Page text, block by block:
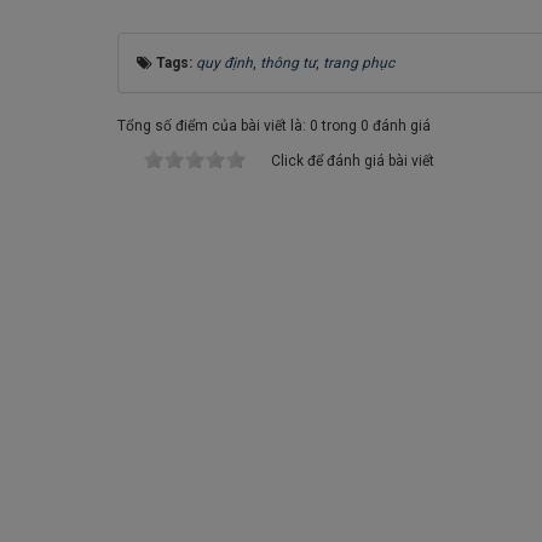
Tags: quy định, thông tư, trang phục
Tổng số điểm của bài viết là: 0 trong 0 đánh giá
Click để đánh giá bài viết